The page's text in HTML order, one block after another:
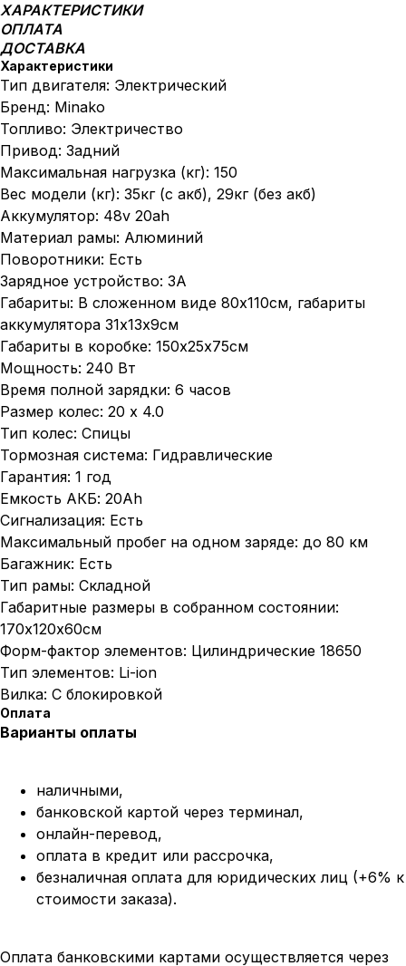
ХАРАКТЕРИСТИКИ
ОПЛАТА
ДОСТАВКА
Характеристики
Тип двигателя: Электрический
Бренд: Minako
Топливо: Электричество
Привод: Задний
Максимальная нагрузка (кг): 150
Вес модели (кг): 35кг (с акб), 29кг (без акб)
Аккумулятор: 48v 20ah
Материал рамы: Алюминий
Поворотники: Есть
Зарядное устройство: 3A
Габариты: В сложенном виде 80х110см, габариты
аккумулятора 31х13х9см
Габариты в коробке: 150х25х75см
Мощность: 240 Вт
Время полной зарядки: 6 часов
Размер колес: 20 x 4.0
Тип колес: Спицы
Тормозная система: Гидравлические
Гарантия: 1 год
Емкость АКБ: 20Ah
Сигнализация: Есть
Максимальный пробег на одном заряде: до 80 км
Багажник: Есть
Тип рамы: Складной
Габаритные размеры в собранном состоянии:
170х120х60см
Форм-фактор элементов: Цилиндрические 18650
Тип элементов: Li-ion
Вилка: С блокировкой
Оплата
Варианты оплаты
наличными,
банковской картой через терминал,
онлайн-перевод,
оплата в кредит или рассрочка,
безналичная оплата для юридических лиц (+6% к
стоимости заказа).
Оплата банковскими картами осуществляется через